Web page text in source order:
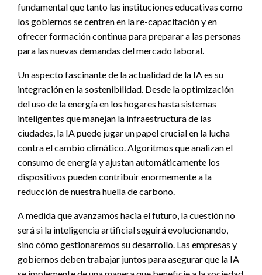
fundamental que tanto las instituciones educativas como
los gobiernos se centren en la re-capacitación y en
ofrecer formación continua para preparar a las personas
para las nuevas demandas del mercado laboral.
Un aspecto fascinante de la actualidad de la IA es su
integración en la sostenibilidad. Desde la optimización
del uso de la energía en los hogares hasta sistemas
inteligentes que manejan la infraestructura de las
ciudades, la IA puede jugar un papel crucial en la lucha
contra el cambio climático. Algoritmos que analizan el
consumo de energía y ajustan automáticamente los
dispositivos pueden contribuir enormemente a la
reducción de nuestra huella de carbono.
A medida que avanzamos hacia el futuro, la cuestión no
será si la inteligencia artificial seguirá evolucionando,
sino cómo gestionaremos su desarrollo. Las empresas y
gobiernos deben trabajar juntos para asegurar que la IA